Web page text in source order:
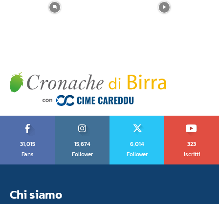
31,015
Fans
15,674
Follower
6,014
Follower
323
Iscritti
Chi siamo